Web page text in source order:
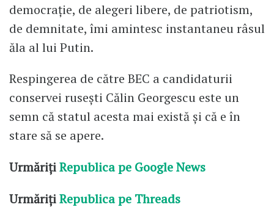
democrație, de alegeri libere, de patriotism,
de demnitate, îmi amintesc instantaneu râsul
ăla al lui Putin.
Respingerea de către BEC a candidaturii
conservei rusești Călin Georgescu este un
semn că statul acesta mai există și că e în
stare să se apere.
UrmărițiRepublica pe Google News
UrmărițiRepublica pe Threads